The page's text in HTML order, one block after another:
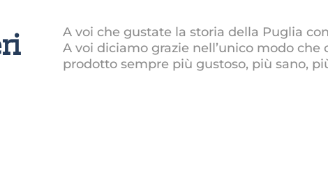
A voi che gustate la storia della Puglia
A voi diciamo grazie nell’unico modo che
prodotto sempre più gustoso, più sano,